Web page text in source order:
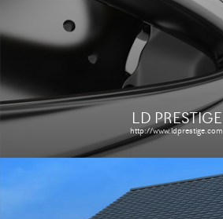
LD PRESTIGE
http://www.ldprestige.com
Étude de cas